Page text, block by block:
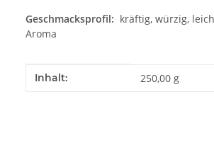
Geschmacksprofil: kräftig, würzig,
Aroma
Produkteigenschaft
Wert
Inhalt: 250,00 g